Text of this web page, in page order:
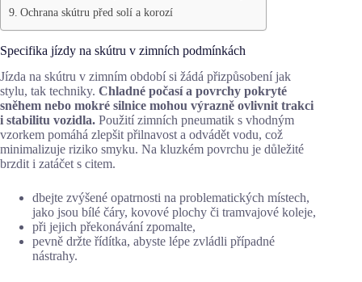
Ochrana skútru před solí a korozí
Specifika jízdy na skútru v zimních podmínkách
Jízda na skútru v zimním období si žádá přizpůsobení jak
stylu, tak techniky. Chladné počasí a povrchy pokryté
sněhem nebo mokré silnice mohou výrazně ovlivnit trakci
i stabilitu vozidla. Použití zimních pneumatik s vhodným
vzorkem pomáhá zlepšit přilnavost a odvádět vodu, což
minimalizuje riziko smyku. Na kluzkém povrchu je důležité
brzdit i zatáčet s citem.
dbejte zvýšené opatrnosti na problematických místech,
jako jsou bílé čáry, kovové plochy či tramvajové koleje,
při jejich překonávání zpomalte,
pevně držte řídítka, abyste lépe zvládli případné
nástrahy.